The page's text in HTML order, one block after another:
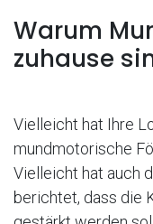
Warum
zuhause
Vielleicht hat Ihre
mundmotorische
Vielleicht hat auch
berichtet, dass die